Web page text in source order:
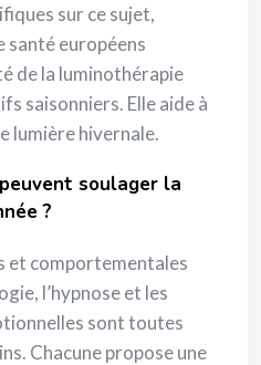
sur ce sujet,
santé européens
de la luminothérapie
saisonniers. Elle aide à
lumière hivernale.
soulager la
?
et comportementales
l’hypnose et les
sont toutes
Chacune propose une